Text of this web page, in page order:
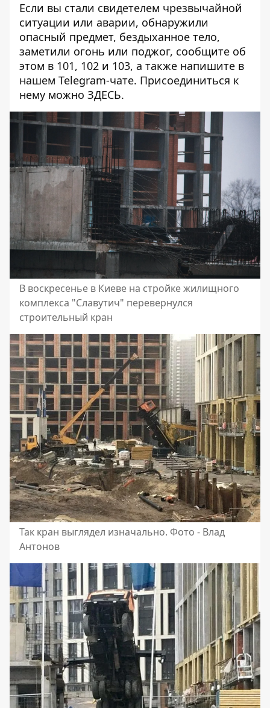
Если вы стали свидетелем чрезвычайной
ситуации или аварии, обнаружили
опасный предмет, бездыханное тело,
заметили огонь или поджог, сообщите об
этом в 101, 102 и 103, а также напишите в
нашем Telegram-чате. Присоединиться к
нему можно ЗДЕСЬ.
В воскресенье в Киеве на стройке жилищного
комплекса "Славутич" перевернулся
строительный кран
Так кран выглядел изначально. Фото - Влад
Антонов